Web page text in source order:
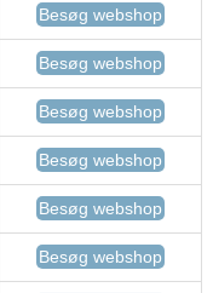
Besøg webshop
Besøg webshop
Besøg webshop
Besøg webshop
Besøg webshop
Besøg webshop